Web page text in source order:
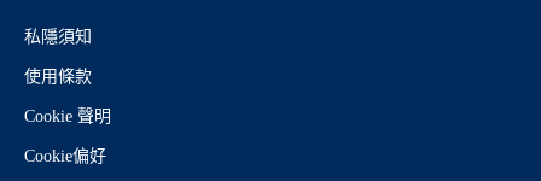
私隱須知
使用條款
Cookie 聲明
Cookie偏好